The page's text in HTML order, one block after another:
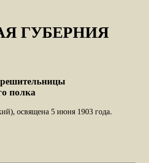
ГУБЕРНИЯ
полка
освящена 5 июня 1903 года.